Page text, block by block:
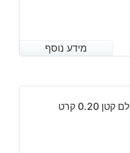
מידע נוסף
מידע נוסף
0.20 קרט